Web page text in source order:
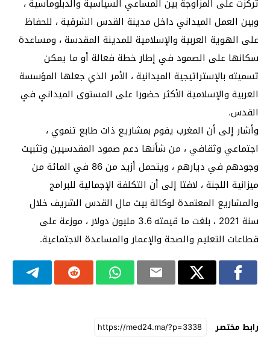
تركزت على المزاوجة بين المساعي السياسية والدبلوماسية ،
وبين العمل الميداني داخل مدينة القدس الشرقية ، للحفاظ
على الهوية العربية والإسلامية للمدينة المقدسة ، ومساعدة
سكانها على الصمود في إطار خطة فعالة أو ما يمكن
تسميته بالإستراتيجية الميدانية ، الأمر الذي جعلها المؤسسة
العربية والإسلامية الأكثر حضورا على المستوى الميداني في
القدس.
وأشار إلى أن المغرب يقوم بمشاريع ذات طابع تنموي ،
اجتماعي وثقافي ، من شأنها دعم صمود المقدسيين وتثبيت
وجودهم في ديارهم ، ويتحمل أزيد من 86 في المائة من
ميزانية اللجنة ، لافتا إلى أن التكلفة الإجمالية للبرامج
والمشاريع المعتمدة لوكالة بيت مال القدس الشريف خلال
سنة 2021 ، بلغت ما قيمته 3.6 مليون دولار ، موزعة على
قطاعات التعليم والصحة والإعمار والمساعدة الاجتماعية.
رابط مختصر